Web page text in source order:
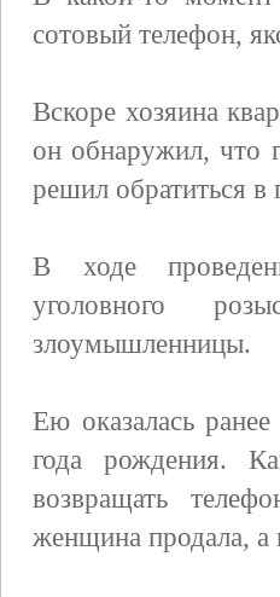
сотовый телефон,
Вскоре хозяина
он обнаружил, что
решил обратиться
В ходе
уголовного
злоумышленницы.
Ею оказалась
года рождения.
возвращать
женщина продала,